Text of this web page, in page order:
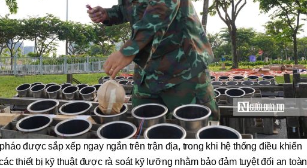
được sắp xếp ngay ngắn trên trận địa, trong khi hệ thống điều khiển
thiết bị kỹ thuật được rà soát kỹ lưỡng nhằm bảo đảm tuyệt đối an toàn